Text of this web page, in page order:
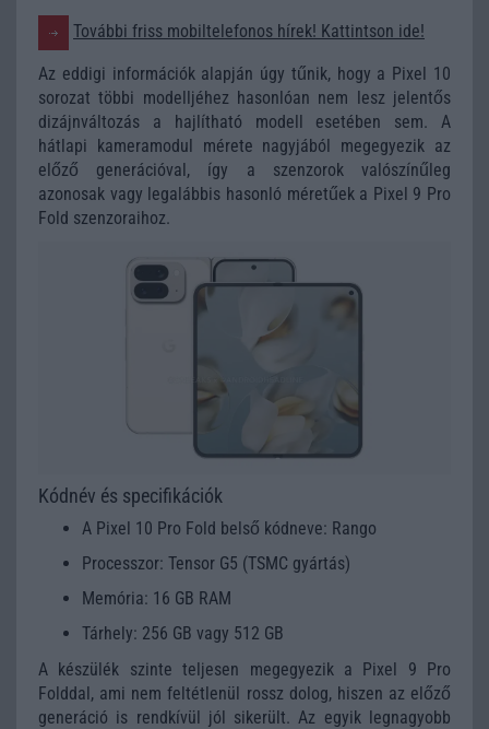
További friss mobiltelefonos hírek! Kattintson ide!
Az eddigi információk alapján úgy tűnik, hogy a Pixel 10
sorozat többi modelljéhez hasonlóan nem lesz jelentős
dizájnváltozás a hajlítható modell esetében sem. A
hátlapi kameramodul mérete nagyjából megegyezik az
előző generációval, így a szenzorok valószínűleg
azonosak vagy legalábbis hasonló méretűek a Pixel 9 Pro
Fold szenzoraihoz.
Kódnév és specifikációk
A Pixel 10 Pro Fold belső kódneve: Rango
Processzor: Tensor G5 (TSMC gyártás)
Memória: 16 GB RAM
Tárhely: 256 GB vagy 512 GB
A készülék szinte teljesen megegyezik a Pixel 9 Pro
Folddal, ami nem feltétlenül rossz dolog, hiszen az előző
generáció is rendkívül jól sikerült. Az egyik legnagyobb